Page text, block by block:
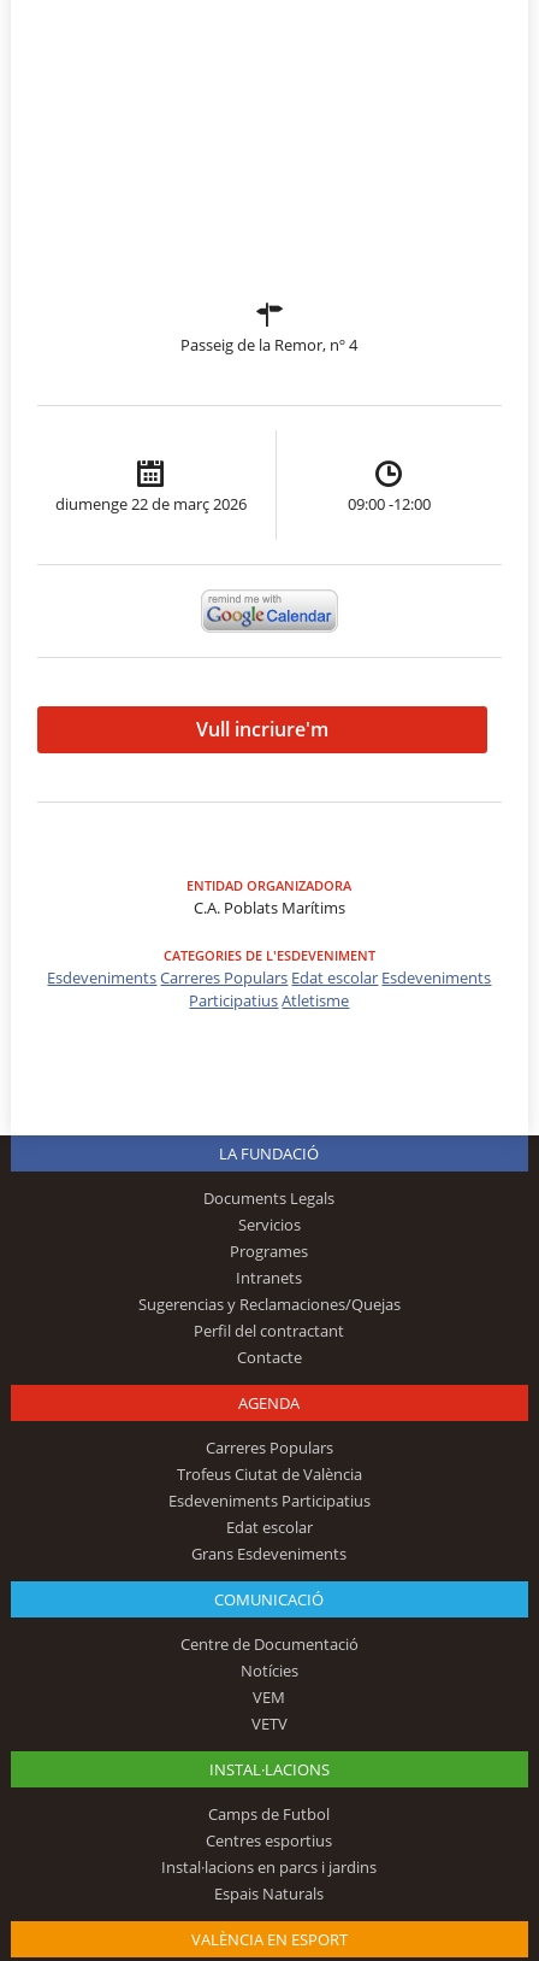
Passeig de la Remor, nº 4
diumenge 22 de març 2026 09:00 -12:00
Vull incriure'm
ENTIDAD ORGANIZADORA
C.A. Poblats Marítims
CATEGORIES DE L'ESDEVENIMENT
EsdevenimentsCarreres Populars Edat escolar Esdeveniments
ParticipatiusAtletisme
LA FUNDACIÓ
Documents Legals
Servicios
Programes
Intranets
Sugerencias y Reclamaciones/Quejas
Perfil del contractant
Contacte
AGENDA
Carreres Populars
Trofeus Ciutat de València
Esdeveniments Participatius
Edat escolar
Grans Esdeveniments
COMUNICACIÓ
Centre de Documentació
Notícies
VEM
VETV
INSTAL·LACIONS
Camps de Futbol
Centres esportius
Instal·lacions en parcs i jardins
Espais Naturals
VALÈNCIA EN ESPORT